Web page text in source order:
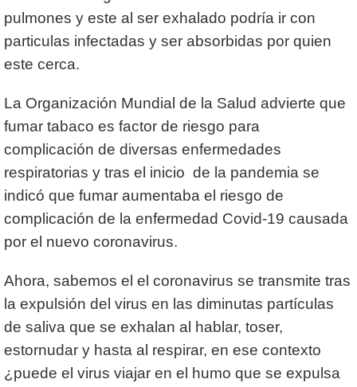
pulmones y este al ser exhalado podría ir con
particulas infectadas y ser absorbidas por quien
este cerca.
La Organización Mundial de la Salud advierte que
fumar tabaco es factor de riesgo para
complicación de diversas enfermedades
respiratorias y tras el inicio de la pandemia se
indicó que fumar aumentaba el riesgo de
complicación de la enfermedad Covid-19 causada
por el nuevo coronavirus.
Ahora, sabemos el el coronavirus se transmite tras
la expulsión del virus en las diminutas partículas
de saliva que se exhalan al hablar, toser,
estornudar y hasta al respirar, en ese contexto
¿puede el virus viajar en el humo que se expulsa